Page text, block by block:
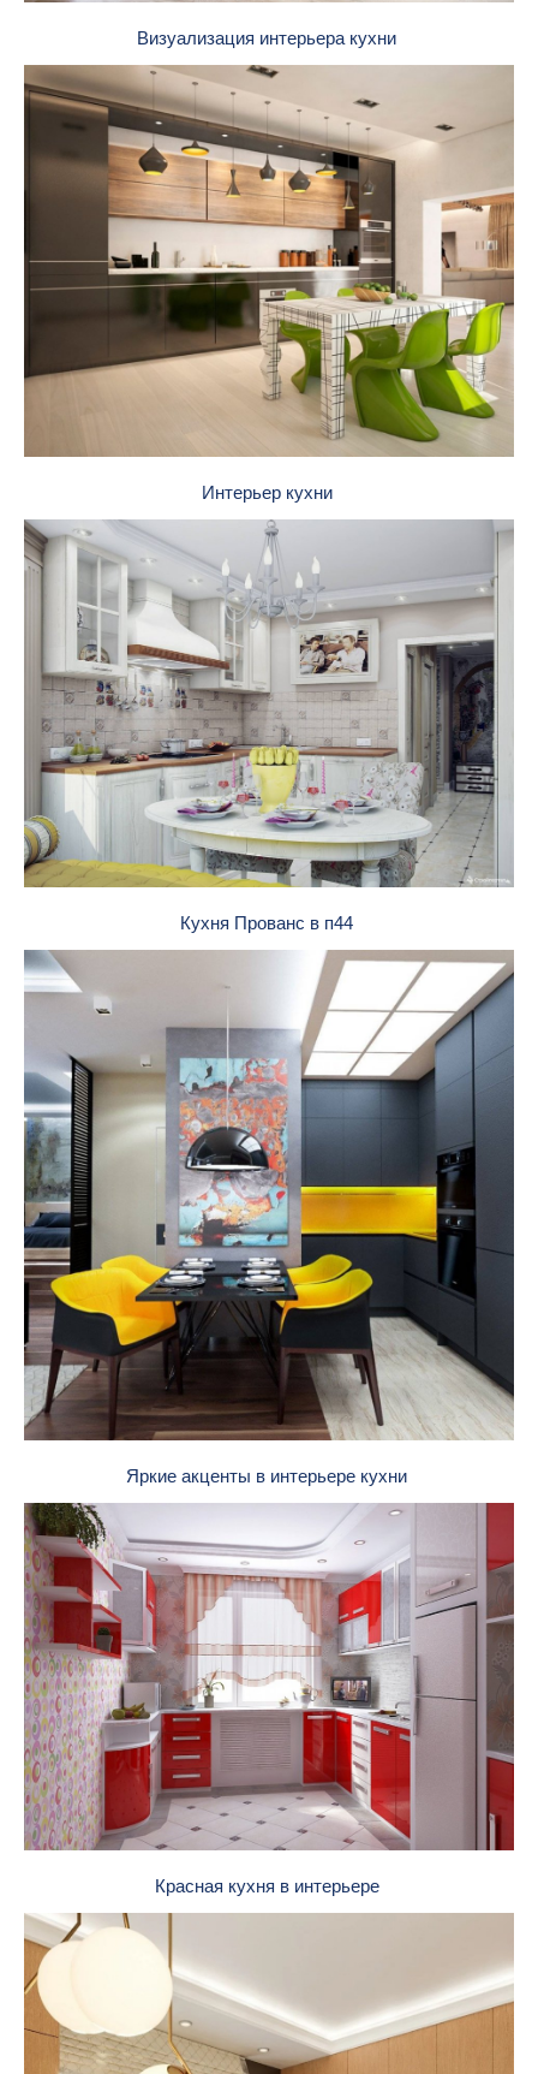
Визуализация интерьера кухни
Интерьер кухни
Кухня Прованс в п44
Яркие акценты в интерьере кухни
Красная кухня в интерьере